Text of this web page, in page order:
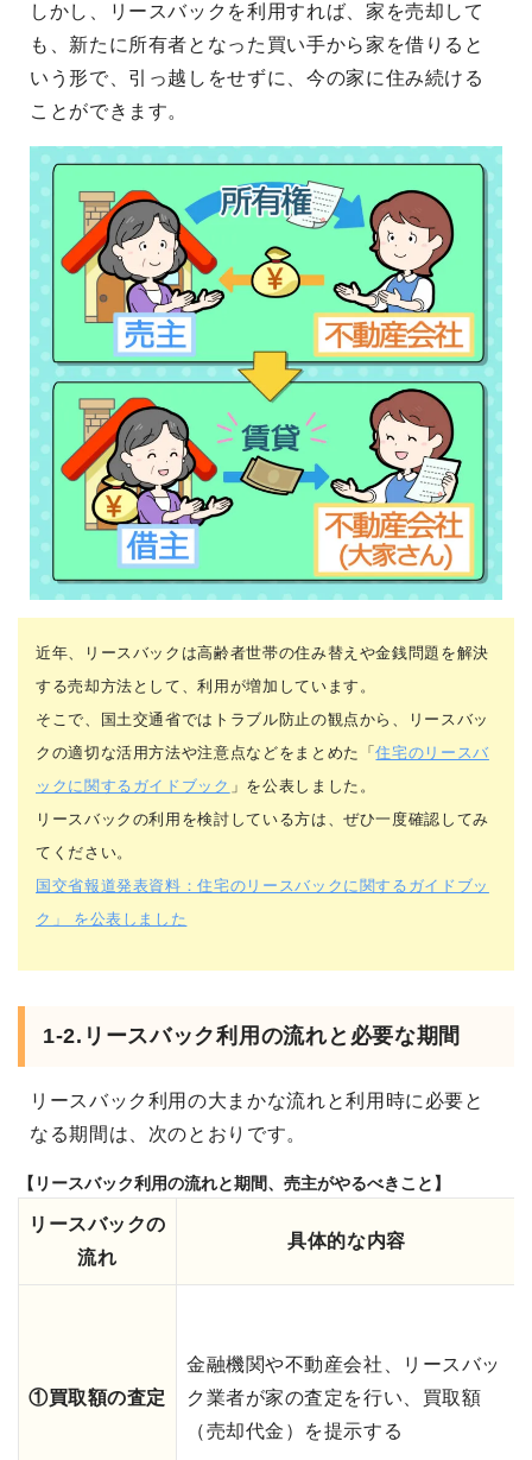
しかし、リースバックを利用すれば、家を売却して
も、新たに所有者となった買い手から家を借りると
いう形で、引っ越しをせずに、今の家に住み続ける
ことができます。
近年、リースバックは高齢者世帯の住み替えや金銭問題を解決
する売却方法として、利用が増加しています。
そこで、国土交通省ではトラブル防止の観点から、リースバッ
クの適切な活用方法や注意点などをまとめた「住宅のリースバ
ックに関するガイドブック 」を公表しました。
リースバックの利用を検討している方は、ぜひ一度確認してみ
てください。
国交省報道発表資料：住宅のリースバックに関するガイドブッ
ク」 を公表しました
1-2.リースバック利用の流れと必要な期間
リースバック利用の大まかな流れと利用時に必要と
なる期間は、次のとおりです。
【リースバック利用の流れと期間、売主がやるべきこと】
リースバックの
流れ
具体的な内容
①買取額の査定
金融機関や不動産会社、リースバッ
ク業者が家の査定を行い、買取額
（売却代金）を提示する